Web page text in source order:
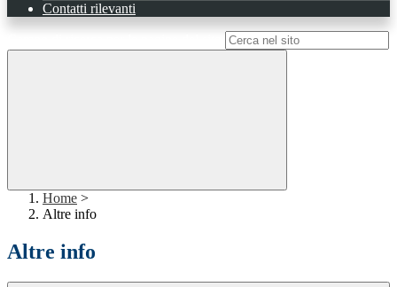
Contatti rilevanti
Home >
Altre info
Altre info